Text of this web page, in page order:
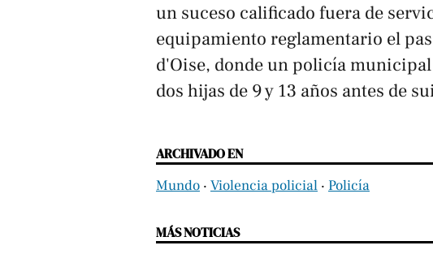
un suceso calificado fuera de
equipamiento reglamentario el
d'Oise, donde un policía municipal
dos hijas de 9 y 13 años antes de
ARCHIVADO EN
Mundo ‧ Violencia policial ‧ Policía
MÁS NOTICIAS